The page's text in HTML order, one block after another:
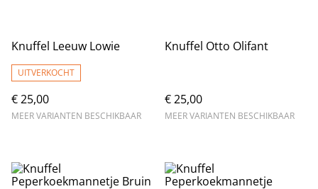
Knuffel Leeuw Lowie
UITVERKOCHT
€ 25,00
MEER VARIANTEN BESCHIKBAAR
Knuffel Otto Olifant
€ 25,00
MEER VARIANTEN BESCHIKBAAR